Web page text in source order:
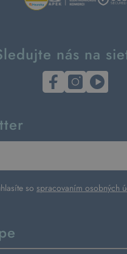
nás na
so spracovaním osobných